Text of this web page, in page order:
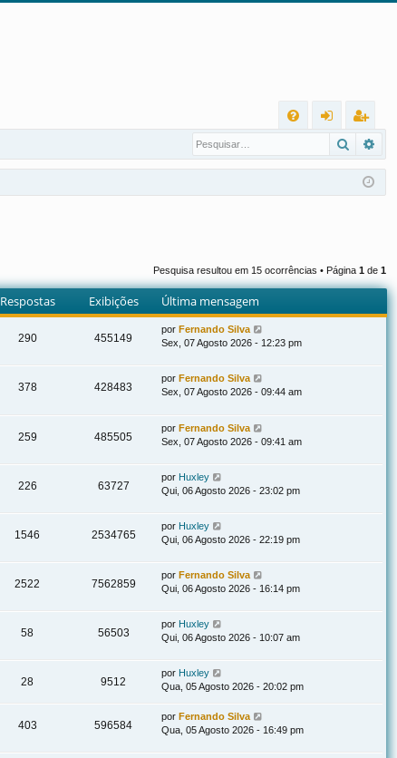
Q
ra
r
eg
ist
ra
Pesquisa resultou em 15 ocorrências • Página 1 de 1
Respostas Exibições Última mensagem
290 455149
por Fernando Silva
Sex, 07 Agosto 2026 - 12:23 pm
378 428483
por Fernando Silva
Sex, 07 Agosto 2026 - 09:44 am
259 485505
por Fernando Silva
Sex, 07 Agosto 2026 - 09:41 am
226 63727
por Huxley
Qui, 06 Agosto 2026 - 23:02 pm
1546 2534765
por Huxley
Qui, 06 Agosto 2026 - 22:19 pm
2522 7562859
por Fernando Silva
Qui, 06 Agosto 2026 - 16:14 pm
58 56503
por Huxley
Qui, 06 Agosto 2026 - 10:07 am
28 9512
por Huxley
Qua, 05 Agosto 2026 - 20:02 pm
403 596584
por Fernando Silva
Qua, 05 Agosto 2026 - 16:49 pm